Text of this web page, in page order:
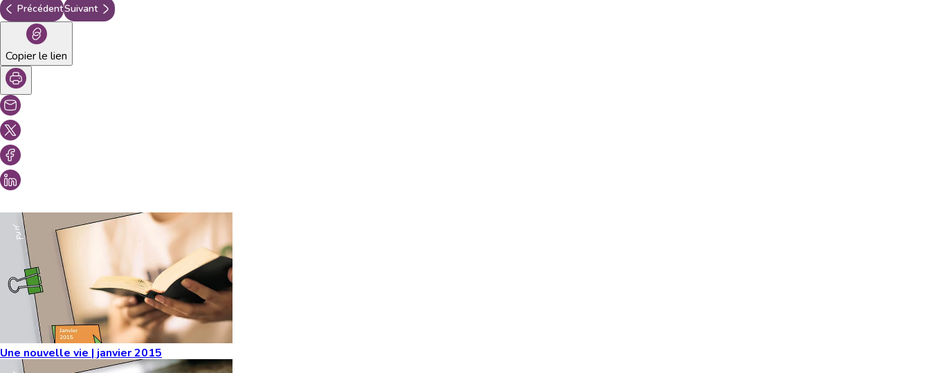
PrécédentSuivant
Copier le lien
Une nouvelle vie | janvier 2015